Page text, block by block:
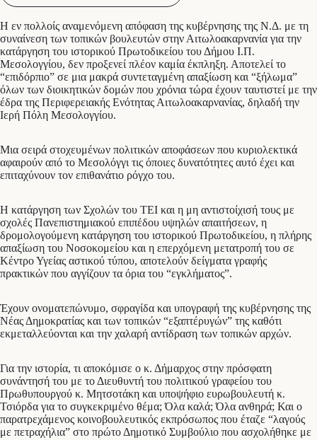
Η εν πολλοίς αναμενόμενη απόφαση της κυβέρνησης της Ν.Δ. με τη
συναίνεση των τοπικών βουλευτών στην Αιτωλοακαρνανία για την
κατάργηση του ιστορικού Πρωτοδικείου του Δήμου Ι.Π.
Μεσολογγίου, δεν προξενεί πλέον καμία έκπληξη. Αποτελεί το
“επιδόρπιο” σε μια μακρά συντεταγμένη απαξίωση και “ξήλωμα”
όλων των διοικητικών δομών που χρόνια τώρα έχουν ταυτιστεί με την
έδρα της Περιφερειακής Ενότητας Αιτωλοακαρνανίας, δηλαδή την
Ιερή Πόλη Μεσολογγίου.
Μια σειρά στοχευμένων πολιτικών αποφάσεων που κυριολεκτικά
αφαιρούν από το Μεσολόγγι τις όποιες δυνατότητες αυτό έχει και
επιταχύνουν τον επιθανάτιο ρόγχο του.
Η κατάργηση των Σχολών του ΤΕΙ και η μη αντιστοίχισή τους με
σχολές Πανεπιστημιακού επιπέδου υψηλών απαιτήσεων, η
δρομολογούμενη κατάργηση του ιστορικού Πρωτοδικείου, η πλήρης
απαξίωση του Νοσοκομείου και η επερχόμενη μετατροπή του σε
Κέντρο Υγείας αστικού τύπου, αποτελούν δείγματα γραφής
πρακτικών που αγγίζουν τα όρια του “εγκλήματος”.
Έχουν ονοματεπώνυμο, σφραγίδα και υπογραφή της κυβέρνησης της
Νέας Δημοκρατίας και των τοπικών “εξαπτέρυγών” της καθότι
εκμεταλλεύονται και την χαλαρή αντίδραση των τοπικών αρχών.
Για την ιστορία, τι αποκόμισε ο κ. Δήμαρχος στην πρόσφατη
συνάντησή του με το Διευθυντή του πολιτικού γραφείου του
Πρωθυπουργού κ. Μητσοτάκη και υποψήφιο ευρωβουλευτή κ.
Τσιόρδα για το συγκεκριμένο θέμα; Όλα καλά; Όλα ανθηρά; Και ο
παρατρεχάμενος κοινοβουλευτικός εκπρόσωπος που έταζε “λαγούς
με πετραχήλια” στο πρώτο Δημοτικό Συμβούλιο που ασχολήθηκε με